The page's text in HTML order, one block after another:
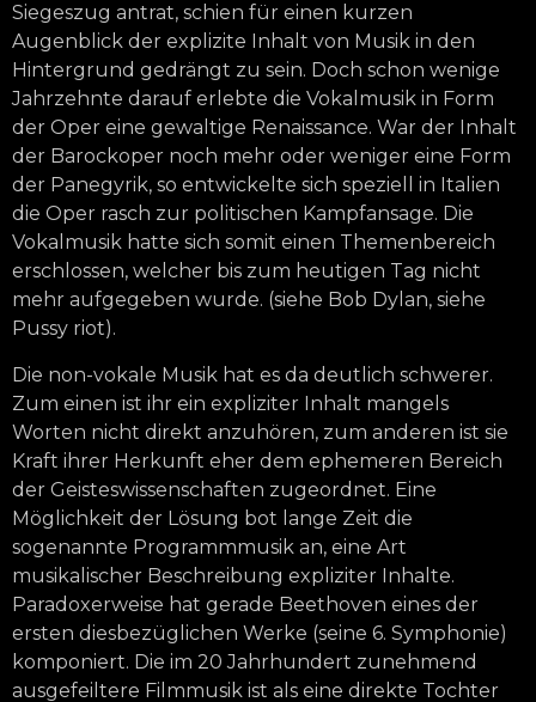
Siegeszug antrat, schien für einen kurzen
Augenblick der explizite Inhalt von Musik in den
Hintergrund gedrängt zu sein. Doch schon wenige
Jahrzehnte darauf erlebte die Vokalmusik in Form
der Oper eine gewaltige Renaissance. War der Inhalt
der Barockoper noch mehr oder weniger eine Form
der Panegyrik, so entwickelte sich speziell in Italien
die Oper rasch zur politischen Kampfansage. Die
Vokalmusik hatte sich somit einen Themenbereich
erschlossen, welcher bis zum heutigen Tag nicht
mehr aufgegeben wurde. (siehe Bob Dylan, siehe
Pussy riot).
Die non-vokale Musik hat es da deutlich schwerer.
Zum einen ist ihr ein expliziter Inhalt mangels
Worten nicht direkt anzuhören, zum anderen ist sie
Kraft ihrer Herkunft eher dem ephemeren Bereich
der Geisteswissenschaften zugeordnet. Eine
Möglichkeit der Lösung bot lange Zeit die
sogenannte Programmmusik an, eine Art
musikalischer Beschreibung expliziter Inhalte.
Paradoxerweise hat gerade Beethoven eines der
ersten diesbezüglichen Werke (seine 6. Symphonie)
komponiert. Die im 20 Jahrhundert zunehmend
ausgefeiltere Filmmusik ist als eine direkte Tochter